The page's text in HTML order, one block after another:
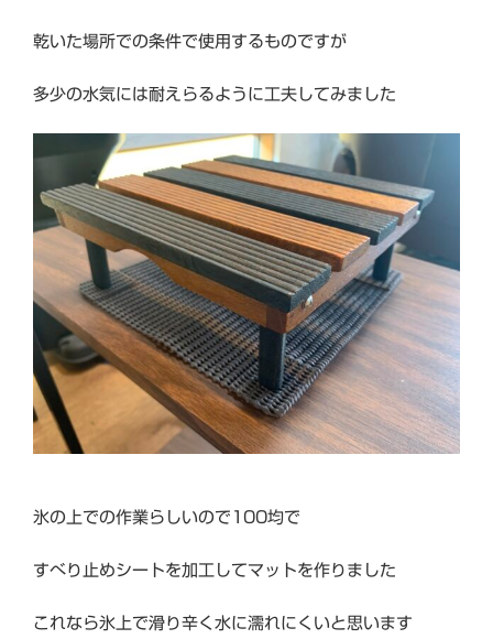
乾いた場所での条件で使用するものですが
多少の水気には耐えらるように工夫してみました
氷の上での作業らしいので100均で
すべり止めシートを加工してマットを作りました
これなら氷上で滑り辛く水に濡れにくいと思います